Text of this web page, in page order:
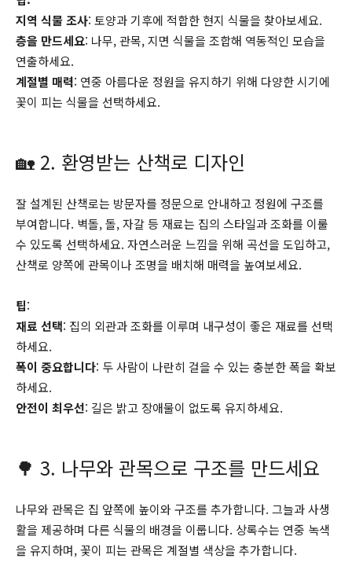
지역 식물 조사: 토양과 기후에 적합한 현지 식물을 찾아보세요.
층을 만드세요: 나무, 관목, 지면 식물을 조합해 역동적인 모습을
연출하세요.
계절별 매력: 연중 아름다운 정원을 유지하기 위해 다양한 시기에
꽃이 피는 식물을 선택하세요.
🏡 2. 환영받는 산책로 디자인
잘 설계된 산책로는 방문자를 정문으로 안내하고 정원에 구조를
부여합니다. 벽돌, 돌, 자갈 등 재료는 집의 스타일과 조화를 이룰
수 있도록 선택하세요. 자연스러운 느낌을 위해 곡선을 도입하고,
산책로 양쪽에 관목이나 조명을 배치해 매력을 높여보세요.
팁:
재료 선택: 집의 외관과 조화를 이루며 내구성이 좋은 재료를 선택
하세요.
폭이 중요합니다: 두 사람이 나란히 걸을 수 있는 충분한 폭을 확보
하세요.
안전이 최우선: 길은 밝고 장애물이 없도록 유지하세요.
🌳 3. 나무와 관목으로 구조를 만드세요
나무와 관목은 집 앞쪽에 높이와 구조를 추가합니다. 그늘과 사생
활을 제공하며 다른 식물의 배경을 이룹니다. 상록수는 연중 녹색
을 유지하며, 꽃이 피는 관목은 계절별 색상을 추가합니다.